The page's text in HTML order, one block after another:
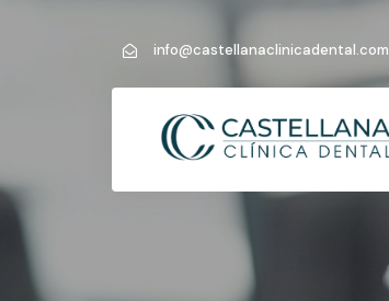
info@castellanaclinicadental.com